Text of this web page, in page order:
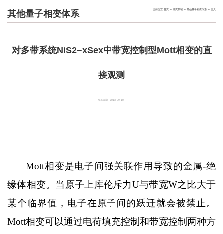
当前位置: 首页>>研究领域>>其他量子相变体系>> 正文
其他量子相变体系
对多带系统NiS2−xSex中带宽控制型Mott相变的直
接观测
发布日期：2013-09-10
Mott相变是电子间强关联作用导致的金属-绝
缘体相变。当原子上库伦斥力U与带宽W之比大于
某个临界值，电子在原子间的跃迁就会被禁止。
Mott相变可以通过电荷填充控制和带宽控制两种方